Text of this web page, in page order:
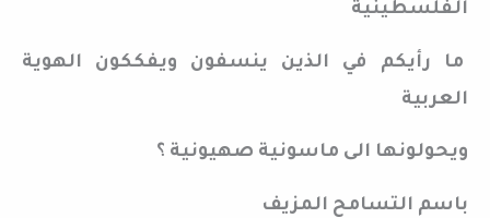
الفلسطينية
ما رأيكم في الذين ينسفون ويفككون الهوية
العربية
ويحولونها الى ماسونية صهيونية ؟
باسم التسامح المزيف